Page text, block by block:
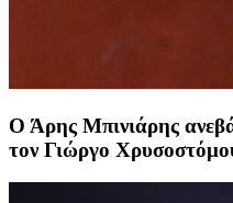
Ο Άρης Μπινιάρης
τον Γιώργο